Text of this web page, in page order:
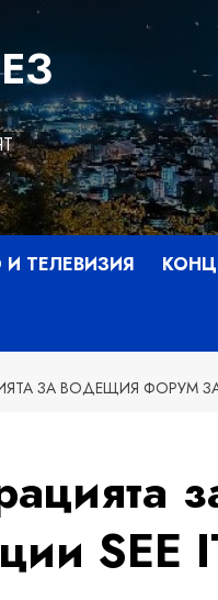
ТЕЛЕВИЗИЯ
ЗА ВОДЕЩИЯ ФОРУМ ЗА
SEE